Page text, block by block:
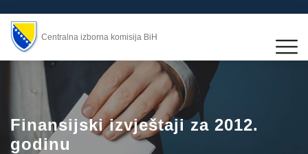
Centralna izborna komisija BiH
Finansijski izvještaji za 2012.
godinu